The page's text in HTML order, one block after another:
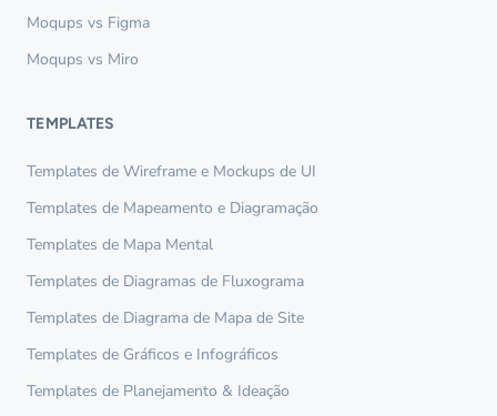
Moqups vs Figma
Moqups vs Miro
TEMPLATES
Templates de Wireframe e Mockups de UI
Templates de Mapeamento e Diagramação
Templates de Mapa Mental
Templates de Diagramas de Fluxograma
Templates de Diagrama de Mapa de Site
Templates de Gráficos e Infográficos
Templates de Planejamento & Ideação